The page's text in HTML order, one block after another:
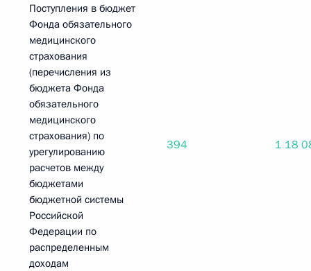
Поступления в бюджет
Фонда обязательного
медицинского
страхования
(перечисления из
бюджета Фонда
обязательного
медицинского
страхования) по
урегулированию
расчетов между
бюджетами
бюджетной системы
Российской
Федерации по
распределенным
доходам
394 1 18